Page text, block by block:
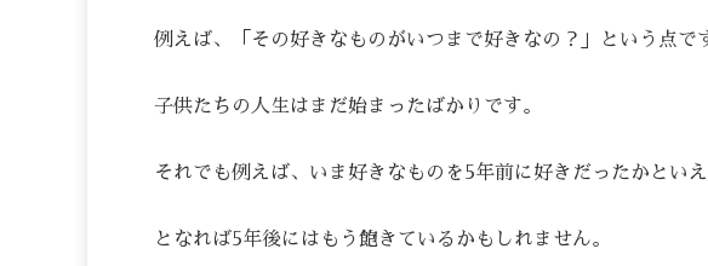
例えば、「その好きなものがいつまで好きなの？」という点で
子供たちの人生はまだ始まったばかりです。
それでも例えば、いま好きなものを5年前に好きだったかとい
となれば5年後にはもう飽きているかもしれません。